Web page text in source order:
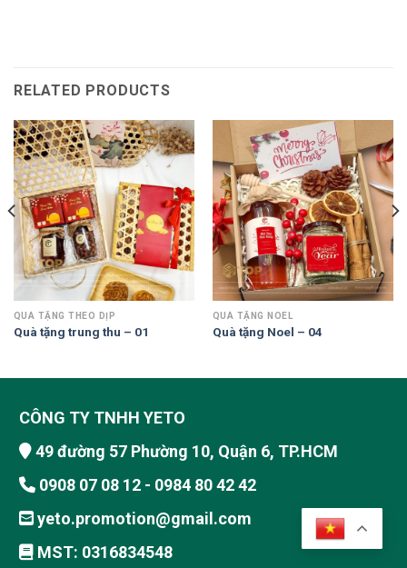
RELATED PRODUCTS
QUÀ TẶNG THEO DỊP
Quà tặng trung thu – 01
QUÀ TẶNG NOEL
Quà tặng Noel – 04
CÔNG TY TNHH YETO
49 đường 57 Phường 10, Quận 6, TP.HCM
0908 07 08 12 - 0984 80 42 42
yeto.promotion@gmail.com
MST: 0316834548